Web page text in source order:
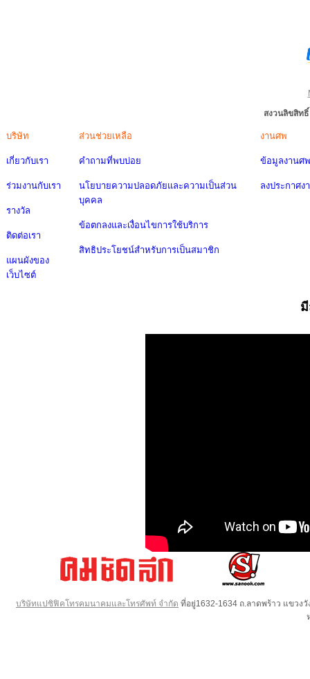
สงวนลิขสิท
บริษัท
เกี่ยวกับเรา
ร่วมงานกับเรา
รางวัล
ติดต่อเรา
แผนผังของ
เว็บไซต์
ส่วนช่วยเหลือ
คำถามที่พบบ่อย
นโยบายความปลอดภัยและความเป็นส่วน
บุคคล
ข้อตกลงและเงื่อนไขการใช้บริการ
สิทธิประโยชน์สำหรับการเป็นสมาชิก
งานศพ
ข้อมูลงานศพ
ลงประกาศง
บริษัทแปซิฟิคโทรคมนาคมและโทรศัพท์ จำกัด ที่อยู่1632-1634 ถ.ลาดพร้าว แขวง